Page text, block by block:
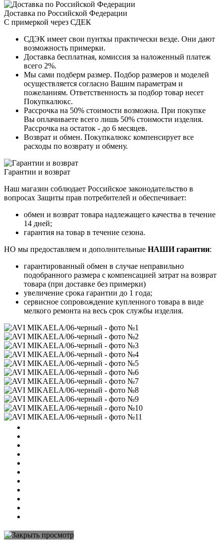
Доставка по Российской Федерации
С примеркой через СДЕК
СДЭК имеет свои пунткы практически везде. Они дают
возможность примерки.
Доставка бесплатная, комиссия за наложенный платеж
всего 2%.
Мы сами подберм размер. Подбор размеров и моделей
осуществляется согласно Вашим параметрам и
пожеланиям. Ответственность за подбор товар несет
Покупкалюкс.
Рассрочка на 50% стоимости возможна. При покупке
Вы оплачиваете всего лишь 50% стоимости изделия.
Рассрочка на остаток - до 6 месяцев.
Возврат и обмен. Покупкалюкс компенсирует все
расходы по возврату и обмену.
Гарантии и возврат
Наш магазин соблюдает Российское законодательство в
вопросах Защиты прав потребителей и обеспечивает:
обмен и возврат товара надлежащего качества в течение
14 дней;
гарантия на товар в течение сезона.
НО мы предоставляем и дополнительные НАШИ гарантии:
гарантированный обмен в случае неправильно
подобранного размера с компенсацией затрат на возврат
товара (при доставке без примерки)
увеличение срока гарантии до 1 года;
сервисное сопровождение купленного товара в виде
мелкого ремонта на весь срок службы изделия.